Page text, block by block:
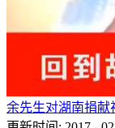
余先生对湖南捐献